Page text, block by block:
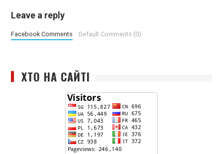
Leave a reply
Facebook Comments Default Comments (0)
ХТО НА САЙТІ